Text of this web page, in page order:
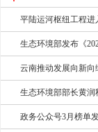
平陆运河枢纽工程进
生态环境部发布《
云南推动发展向新向
生态环境部部长黄润
政务公众号3月榜单